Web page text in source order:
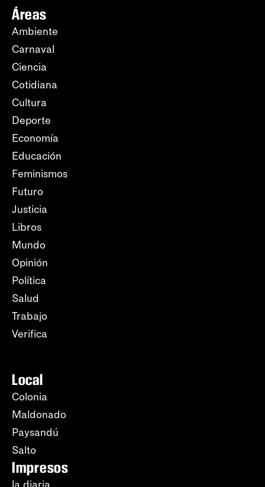
Áreas
Ambiente
Carnaval
Ciencia
Cotidiana
Cultura
Deporte
Economía
Educación
Feminismos
Futuro
Justicia
Libros
Mundo
Opinión
Política
Salud
Trabajo
Verifica
Local
Colonia
Maldonado
Paysandú
Salto
Impresos